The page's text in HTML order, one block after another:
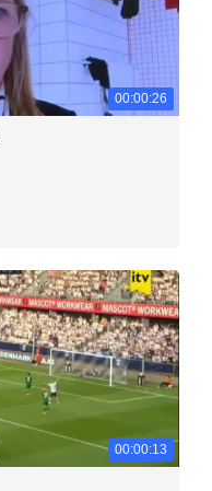
00:00:26
00:00:13